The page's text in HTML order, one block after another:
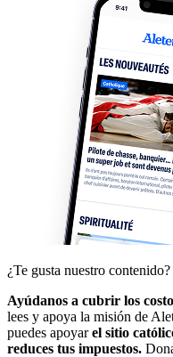
¿Te gusta nuestro contenido?
Ayúdanos a cubrir los
lees y apoya la misión de
puedes apoyarel sitio
reduces tus impuestos.